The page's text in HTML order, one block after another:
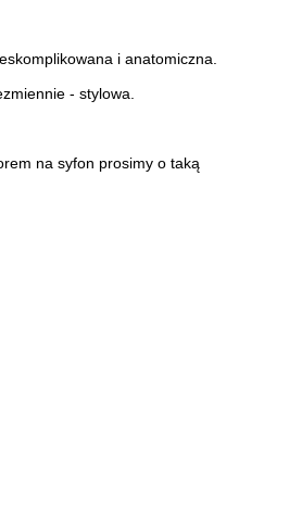
i anatomiczna.
- stylowa.
na syfon prosimy o taką